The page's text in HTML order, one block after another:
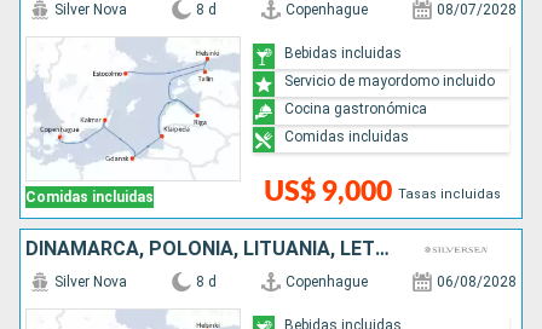
Comidas incluidas
Silver Nova 8 d Copenhague 08/07/2028
US$ 9,000 Tasas incluidas
Bebidas incluidas
Servicio de mayordomo incluido
Cocina gastronómica
Comidas incluidas
DINAMARCA, POLONIA, LITUANIA, LETONIA, ESTONIA, FINLANDIA, SUECIA
Silver Nova 8 d Copenhague 06/08/2028
Bebidas incluidas